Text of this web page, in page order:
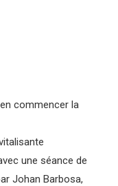
commencer la
une séance de
Johan Barbosa,